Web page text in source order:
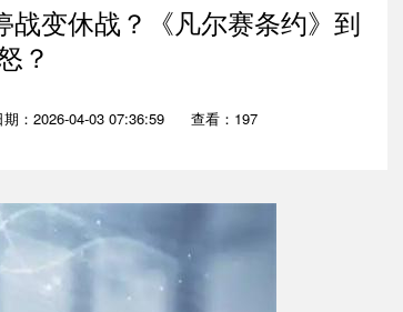
变休战？《凡尔赛条约》到
？
期：2026-04-03 07:36:59 查看：197